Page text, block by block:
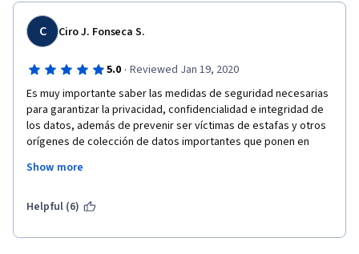
C Ciro J. Fonseca S.
5.0 · Reviewed Jan 19, 2020
Es muy importante saber las medidas de seguridad necesarias
para garantizar la privacidad, confidencialidad e integridad de
los datos, además de prevenir ser víctimas de estafas y otros
orígenes de colección de datos importantes que ponen en
las formas de detectar y prevenir irumpir de manera ilegal a los
Show more
Helpful (6)